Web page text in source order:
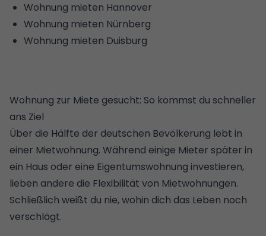
Wohnung mieten Hannover
Wohnung mieten Nürnberg
Wohnung mieten Duisburg
Wohnung zur Miete gesucht: So kommst du schneller
ans Ziel
Über die Hälfte der deutschen Bevölkerung lebt in
einer Mietwohnung. Während einige Mieter später in
ein Haus oder eine Eigentumswohnung investieren,
lieben andere die Flexibilität von Mietwohnungen.
Schließlich weißt du nie, wohin dich das Leben noch
verschlägt.